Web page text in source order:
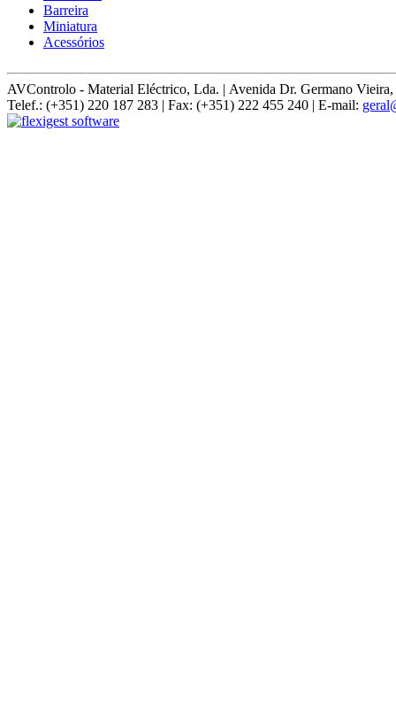
Barreira
Miniatura
Acessórios
AVControlo - Material Eléctrico, Lda. | Avenida Dr. Germano
Telef.: (+351) 220 187 283 | Fax: (+351) 222 455 240 | E-mail: